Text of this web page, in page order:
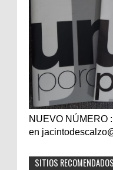
NUEVO NÚMERO
en
SITIOS RECOMENDADOS